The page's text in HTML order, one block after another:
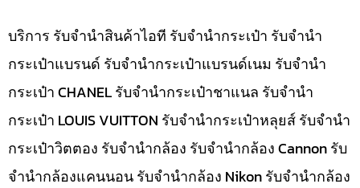
บริการ รับจำนำสินค้าไอที รับจำนำกระเป๋า รับจำนำ
กระเป๋าแบรนด์ รับจำนำกระเป๋าแบรนด์เนม รับจำนำ
กระเป๋า CHANEL รับจำนำกระเป๋าชาแนล รับจำนำ
กระเป๋า LOUIS VUITTON รับจำนำกระเป๋าหลุยส์ รับจำนำ
กระเป๋าวิตตอง รับจำนำกล้อง รับจำนำกล้อง Cannon รับ
จำนำกล้องแคนนอน รับจำนำกล้อง Nikon รับจำนำกล้อง